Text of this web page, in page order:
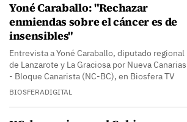
Yoné Caraballo: "Rechazar
enmiendas sobre el cáncer es de
insensibles"
Entrevista a Yoné Caraballo, diputado regional
de Lanzarote y La Graciosa por Nueva Canarias
- Bloque Canarista (NC-BC), en Biosfera TV
BIOSFERADIGITAL